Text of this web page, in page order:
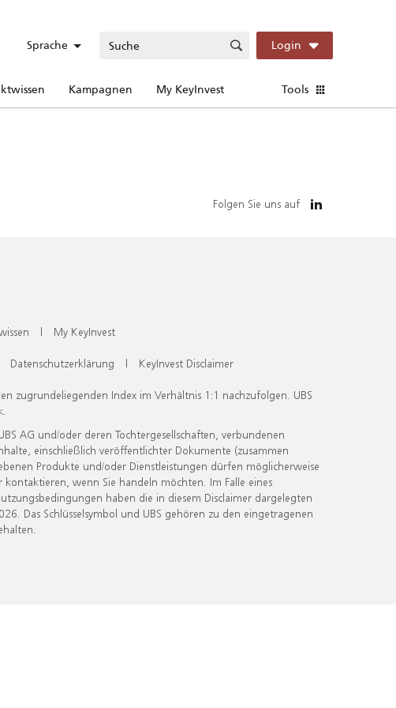
Sprache Login
Kampagnen My KeyInvest Tools
Folgen Sie uns auf
| My KeyInvest
Datenschutzerklärung | KeyInvest Disclaimer
zugrundeliegenden Index im Verhältnis 1:1 nachzufolgen. UBS
AG und/oder deren Tochtergesellschaften, verbundenen
einschließlich veröffentlichter Dokumente (zusammen
Produkte und/oder Dienstleistungen dürfen möglicherweise
wenn Sie handeln möchten. Im Falle eines
haben die in diesem Disclaimer dargelegten
Das Schlüsselsymbol und UBS gehören zu den eingetragenen